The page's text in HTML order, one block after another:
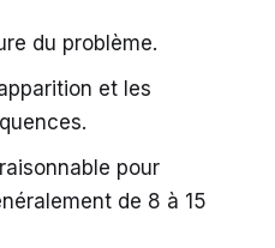
du problème.
et les
pour
de 8 à 15